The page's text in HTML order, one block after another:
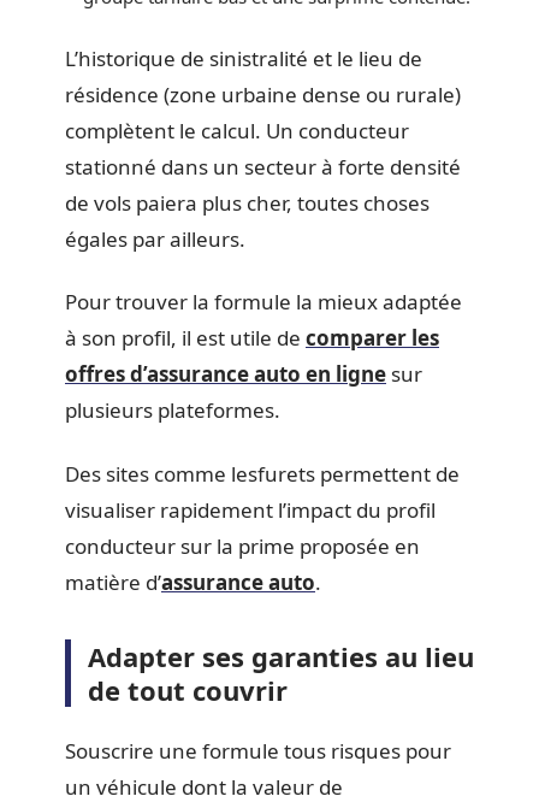
L’historique de sinistralité et le lieu de
résidence (zone urbaine dense ou rurale)
complètent le calcul. Un conducteur
stationné dans un secteur à forte densité
de vols paiera plus cher, toutes choses
égales par ailleurs.
Pour trouver la formule la mieux adaptée
à son profil, il est utile de comparer les
offres d’assurance auto en ligne sur
plusieurs plateformes.
Des sites comme lesfurets permettent de
visualiser rapidement l’impact du profil
conducteur sur la prime proposée en
matière d’assurance auto.
Adapter ses garanties au lieu
de tout couvrir
Souscrire une formule tous risques pour
un véhicule dont la valeur de